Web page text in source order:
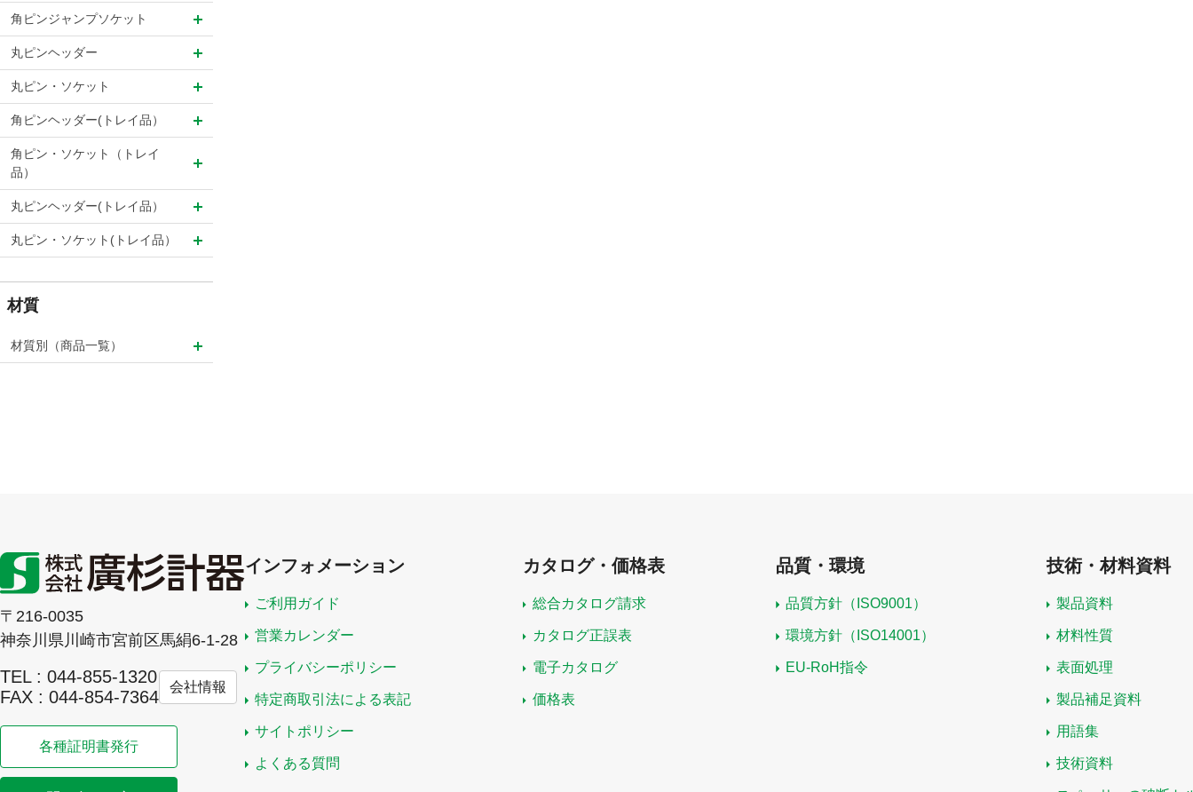
角ピンジャンプソケット
丸ピンヘッダー
丸ピン・ソケット
角ピンヘッダー(トレイ品）
角ピン・ソケット（トレイ
品）
丸ピンヘッダー(トレイ品）
丸ピン・ソケット(トレイ品）
材質
材質別（商品一覧）
〒216-0035
神奈川県川崎市宮前区馬絹6-1-28
TEL : 044-855-1320
FAX : 044-854-7364
会社情報
各種証明書発行
インフォメーション
ご利用ガイド
営業カレンダー
プライバシーポリシー
特定商取引法による表記
サイトポリシー
よくある質問
カタログ・価格表
総合カタログ請求
カタログ正誤表
電子カタログ
価格表
品質・環境
品質方針（ISO9001）
環境方針（ISO14001）
EU-RoH指令
技術・材料資料
製品資料
材料性質
表面処理
製品補足資料
用語集
技術資料